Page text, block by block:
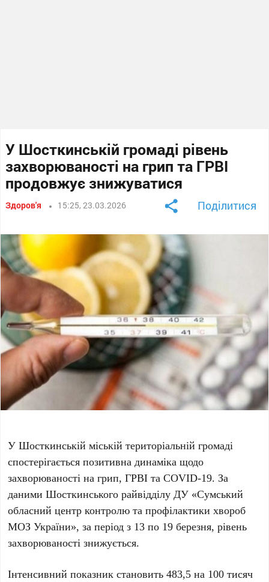
У Шосткинській громаді рівень
захворюваності на грип та ГРВІ
продовжує знижуватися
Здоров'я 15:25, 23.03.2026 Поділитися
У Шосткинській міській територіальній громаді
спостерігається позитивна динаміка щодо
захворюваності на грип, ГРВІ та COVID-19. За
даними Шосткинського райвідділу ДУ «Сумський
обласний центр контролю та профілактики хвороб
МОЗ України», за період з 13 по 19 березня, рівень
захворюваності знижується.
Інтенсивний показник становить 483,5 на 100 тисяч